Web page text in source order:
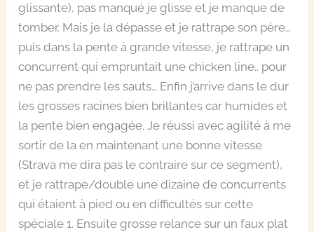
glissante), pas manqué je glisse et je manque de
tomber. Mais je la dépasse et je rattrape son père…
puis dans la pente à grande vitesse, je rattrape un
concurrent qui empruntait une chicken line.. pour
ne pas prendre les sauts… Enfin j’arrive dans le dur
les grosses racines bien brillantes car humides et
la pente bien engagée. Je réussi avec agilité à me
sortir de la en maintenant une bonne vitesse
(Strava me dira pas le contraire sur ce segment),
et je rattrape/double une dizaine de concurrents
qui étaient à pied ou en difficultés sur cette
spéciale 1. Ensuite grosse relance sur un faux plat